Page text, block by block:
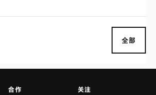
全部
合作 关注